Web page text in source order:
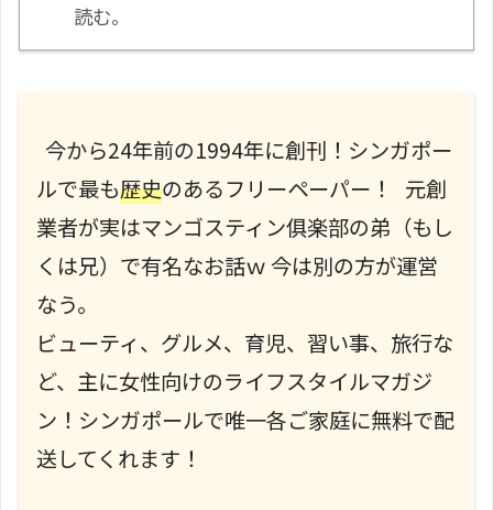
読む。
今から24年前の1994年に創刊！シンガポー
ルで最も歴史のあるフリーペーパー！ 元創
業者が実はマンゴスティン俱楽部の弟（もし
くは兄）で有名なお話ｗ 今は別の方が運営
なう。
ビューティ、グルメ、育児、習い事、旅行な
ど、主に女性向けのライフスタイルマガジ
ン！シンガポールで唯一各ご家庭に無料で配
送してくれます！